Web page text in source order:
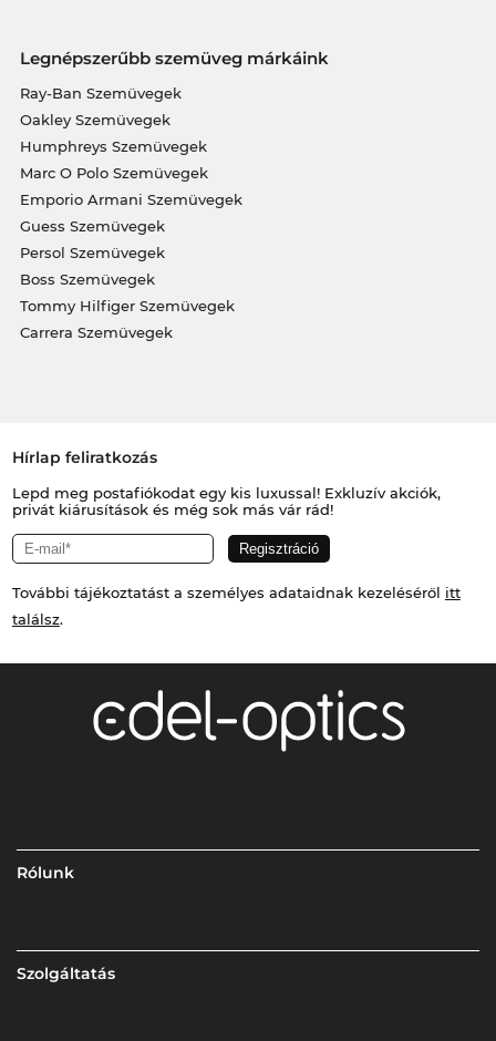
Legnépszerűbb szemüveg márkáink
Ray-Ban Szemüvegek
Oakley Szemüvegek
Humphreys Szemüvegek
Marc O Polo Szemüvegek
Emporio Armani Szemüvegek
Guess Szemüvegek
Persol Szemüvegek
Boss Szemüvegek
Tommy Hilfiger Szemüvegek
Carrera Szemüvegek
Hírlap feliratkozás
Lepd meg postafiókodat egy kis luxussal! Exkluzív akciók,
privát kiárusítások és még sok más vár rád!
További tájékoztatást a személyes adataidnak kezeléséről itt
találsz.
Rólunk
Szolgáltatás